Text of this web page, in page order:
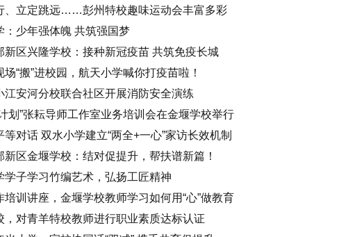
、立定跳远……彭州特校趣味运动会丰富多彩
：少年强体魄 共筑强国梦
新区兴隆学校：接种新冠疫苗 共筑免疫长城
场“搬”进校园，航天小学喊你打疫苗啦！
江安河分校联合社区开展消防安全演练
划”张耘导师工作室业务培训会在金堰学校举行
等对话 双水小学建立“两全+一心”家访长效机制
新区金堰学校：结对促提升，帮扶谱新篇！
学子学习竹编艺术，弘扬工匠精神
培训讲座，金堰学校教师学习如何用“心”做教育
，对青羊特校教师进行职业素质达标认证